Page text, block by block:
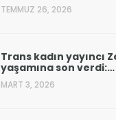
TEMMUZ 26, 2026
Trans kadın yayıncı
yaşamına son verdi:…
MART 3, 2026